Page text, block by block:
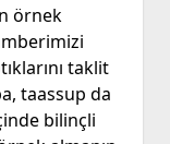
örnek
taklit
taassup da
bilinçli